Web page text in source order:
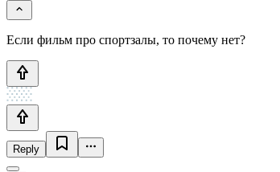
Если фильм про спортзалы, то почему нет?
Reply